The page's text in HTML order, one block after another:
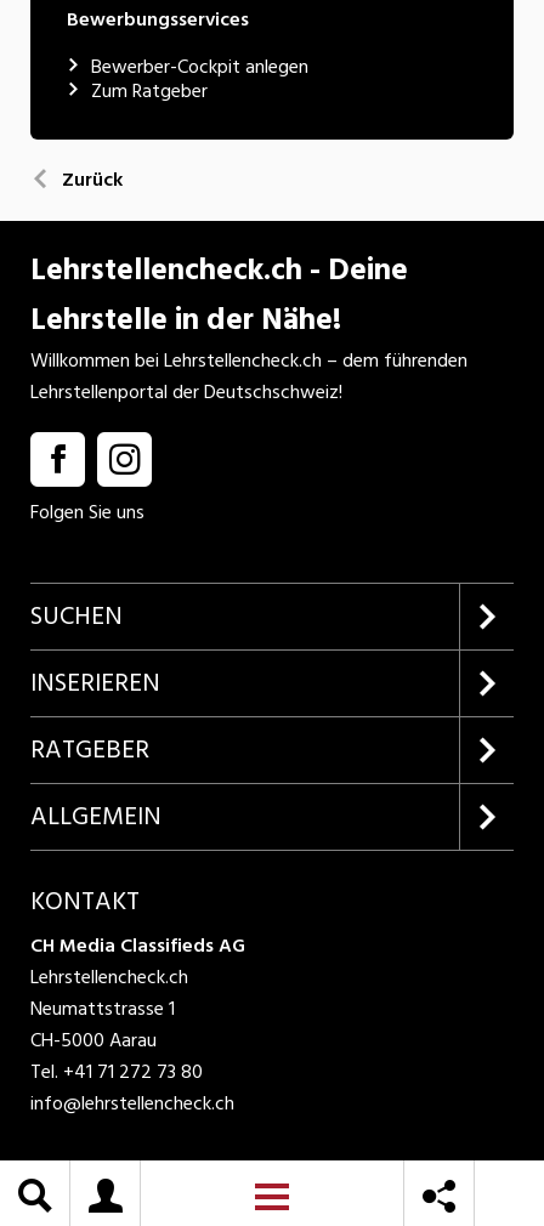
Bewerbungsservices
Bewerber-Cockpit anlegen
Zum Ratgeber
Zurück
Lehrstellencheck.ch - Deine
Lehrstelle in der Nähe!
Willkommen bei Lehrstellencheck.ch – dem führenden
Lehrstellenportal der Deutschschweiz!
Folgen Sie uns
SUCHEN
Firmenprofile entdecken
Lehrstellen suchen
INSERIEREN
Kundenlogin
Inserieren
Produkte
RATGEBER
Lehrberufe entdecken
ALLGEMEIN
AGB
Datenschutzbestimmungen
Nutzungsbedingungen
Impressum
KONTAKT
CH Media Classifieds AG
Lehrstellencheck.ch
Neumattstrasse 1
CH-5000 Aarau
Tel. +41 71 272 73 80
info@lehrstellencheck.ch